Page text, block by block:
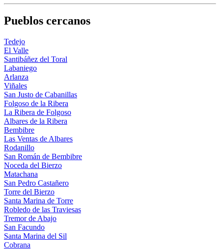
Pueblos cercanos
Tedejo
El Valle
Santibáñez del Toral
Labaniego
Arlanza
Viñales
San Justo de Cabanillas
Folgoso de la Ribera
La Ribera de Folgoso
Albares de la Ribera
Bembibre
Las Ventas de Albares
Rodanillo
San Román de Bembibre
Noceda del Bierzo
Matachana
San Pedro Castañero
Torre del Bierzo
Santa Marina de Torre
Robledo de las Traviesas
Tremor de Abajo
San Facundo
Santa Marina del Sil
Cobrana